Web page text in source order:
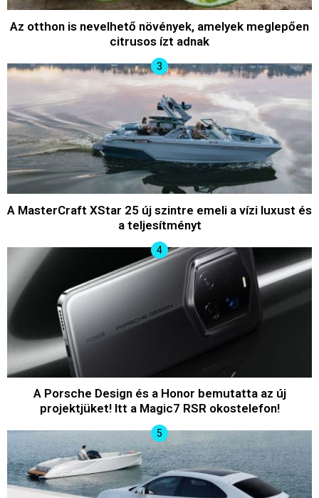
Az otthon is nevelhető növények, amelyek meglepően
citrusos ízt adnak
A MasterCraft XStar 25 új szintre emeli a vízi luxust és
a teljesítményt
A Porsche Design és a Honor bemutatta az új
projektjüket! Itt a Magic7 RSR okostelefon!